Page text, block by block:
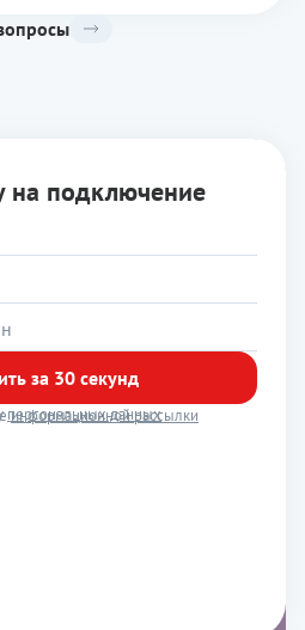
на подключение
за 30 секунд
персональных данных
информационной рассылки